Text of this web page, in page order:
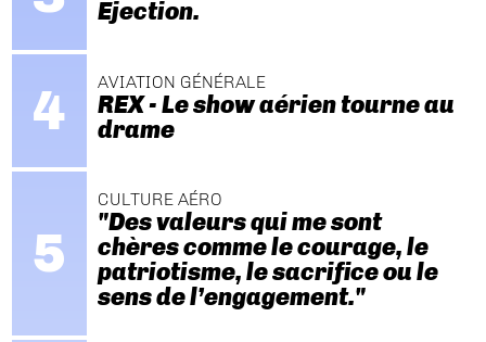
Ejection.
AVIATION GÉNÉRALE
REX - Le show aérien tourne au
drame
CULTURE AÉRO
"Des valeurs qui me sont
chères comme le courage, le
patriotisme, le sacrifice ou le
sens de l’engagement."